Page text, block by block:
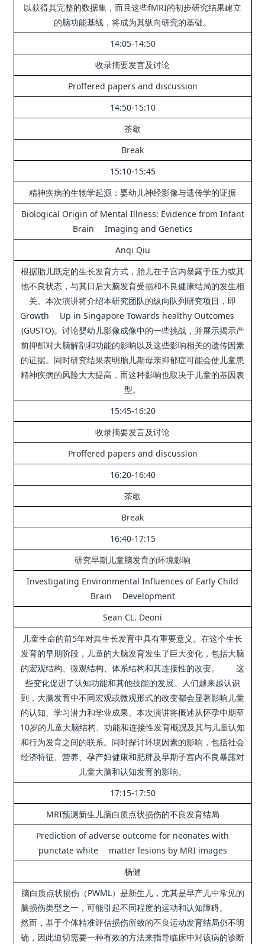
以获得其完整的数据集，而且这些fMRI的初步研究结果建立
的脑功能基线，将成为其纵向研究的基础。
14:05-14:50
收录摘要发言及讨论
Proffered papers and discussion
14:50-15:10
茶歇
Break
15:10-15:45
精神疾病的生物学起源： 婴幼儿神经影像与遗传学的证据
Biological Origin of Mental Illness: Evidence from Infant
Brain Imaging and Genetics
Anqi Qiu
根据胎儿既定的生长发育方式，胎儿在子宫内暴露于压力或其
他不良状态，与其日后大脑发育受损和不良健康结局的发生相
关。 本次演讲将介绍本研究团队的纵向队列研究项目，即
Growth Up in Singapore Towards healthy Outcomes
(GUSTO)。 讨论婴幼儿影像成像中的一些挑战，并展示揭示产
前抑郁对大脑解剖和功能的影响以及这些影响相关的遗传因素
的证据。 同时研究结果表明胎儿期母亲抑郁症可能会使儿童患
精神疾病的风险大大提高，而这种影响也取决于儿童的基因表
型。
15:45-16:20
收录摘要发言及讨论
Proffered papers and discussion
16:20-16:40
茶歇
Break
16:40-17:15
研究早期儿童脑发育的环境影响
Investigating Environmental Influences of Early Child
Brain Development
Sean CL. Deoni
儿童生命的前5年对其生长发育中具有重要意义。 在这个生长
发育的早期阶段，儿童的大脑发育发生了巨大变化，包括大脑
的宏观结构、微观结构、体系结构和其连接性的改变。
这
些变化促进了认知功能和其他技能的发展。 人们越来越认识
到，大脑发育中不同宏观或微观形式的改变都会显著影响儿童
的认知、学习潜力和学业成果。 本次演讲将概述从怀孕中期至
10岁的儿童大脑结构、功能和连接性发育概况及其与儿童认知
和行为发育之间的联系。 同时探讨环境因素的影响，包括社会
经济特征、营养、孕产妇健康和肥胖及早期子宫内不良暴露对
儿童大脑和认知发育的影响。
17:15-17:50
MRI预测新生儿脑白质点状损伤的不良发育结局
Prediction of adverse outcome for neonates with
punctate white matter lesions by MRI images
杨健
脑白质点状损伤（PWML）是新生儿，尤其是早产儿中常见的
脑损伤类型之一，可能引起不同程度的运动和认知障碍。
然而，基于个体精准评估损伤所致的不良运动发育结局仍不明
确，因此迫切需要一种有效的方法来指导临床中对该病的诊断